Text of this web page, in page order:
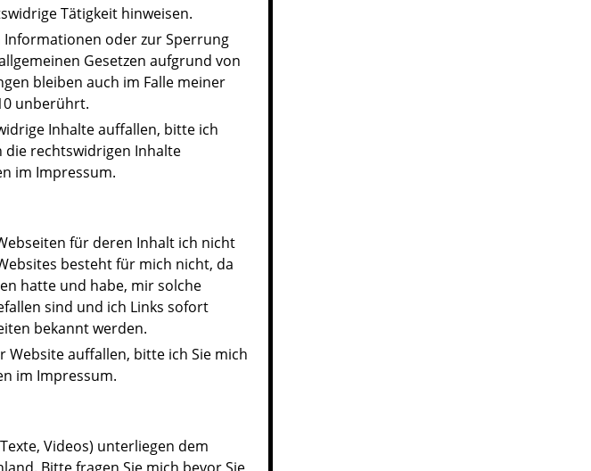
Tätigkeit hinweisen.
oder zur Sperrung
Gesetzen aufgrund von
bleiben auch im Falle meiner
unberührt.
Inhalte auffallen, bitte ich
die rechtswidrigen Inhalte
im Impressum.
für deren Inhalt ich nicht
besteht für mich nicht, da
hatte und habe, mir solche
sind und ich Links sofort
bekannt werden.
auffallen, bitte ich Sie mich
im Impressum.
Videos) unterliegen dem